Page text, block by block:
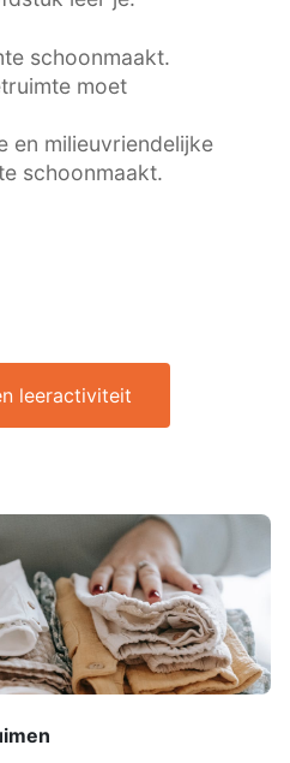
schoonmaakt.
moet
en milieuvriendelijke
schoonmaakt.
leeractiviteit